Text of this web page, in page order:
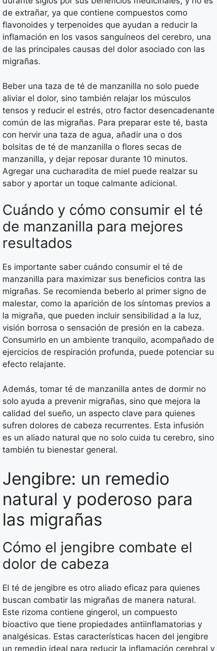
de extrañar, ya que contiene compuestos como
flavonoides y terpenoides que ayudan a reducir la
inflamación en los vasos sanguíneos del cerebro, una
de las principales causas del dolor asociado con las
migrañas.
Beber una taza de té de manzanilla no solo puede
aliviar el dolor, sino también relajar los músculos
tensos y reducir el estrés, otro factor desencadenante
común de las migrañas. Para preparar este té, basta
con hervir una taza de agua, añadir una o dos
bolsitas de té de manzanilla o flores secas de
manzanilla, y dejar reposar durante 10 minutos.
Agregar una cucharadita de miel puede realzar su
sabor y aportar un toque calmante adicional.
Cuándo y cómo consumir el té
de manzanilla para mejores
resultados
Es importante saber cuándo consumir el té de
manzanilla para maximizar sus beneficios contra las
migrañas. Se recomienda beberlo al primer signo de
malestar, como la aparición de los síntomas previos a
la migraña, que pueden incluir sensibilidad a la luz,
visión borrosa o sensación de presión en la cabeza.
Consumirlo en un ambiente tranquilo, acompañado de
ejercicios de respiración profunda, puede potenciar su
efecto relajante.
Además, tomar té de manzanilla antes de dormir no
solo ayuda a prevenir migrañas, sino que mejora la
calidad del sueño, un aspecto clave para quienes
sufren dolores de cabeza recurrentes. Esta infusión
es un aliado natural que no solo cuida tu cerebro, sino
también tu bienestar general.
Jengibre: un remedio
natural y poderoso para
las migrañas
Cómo el jengibre combate el
dolor de cabeza
El té de jengibre es otro aliado eficaz para quienes
buscan combatir las migrañas de manera natural.
Este rizoma contiene gingerol, un compuesto
bioactivo que tiene propiedades antiinflamatorias y
analgésicas. Estas características hacen del jengibre
un remedio ideal para reducir la inflamación cerebral y